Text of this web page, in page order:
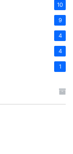
10
9
4
4
1